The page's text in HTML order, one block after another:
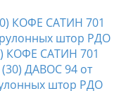
КОФЕ САТИН 701